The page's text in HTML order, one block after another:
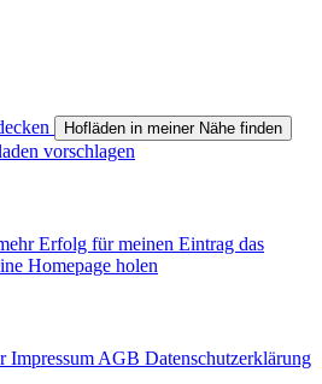
Hofläden in meiner Nähe finden
vorschlagen
Erfolg für meinen Eintrag das
Homepage holen
ImpressumAGB Datenschutzerklärung